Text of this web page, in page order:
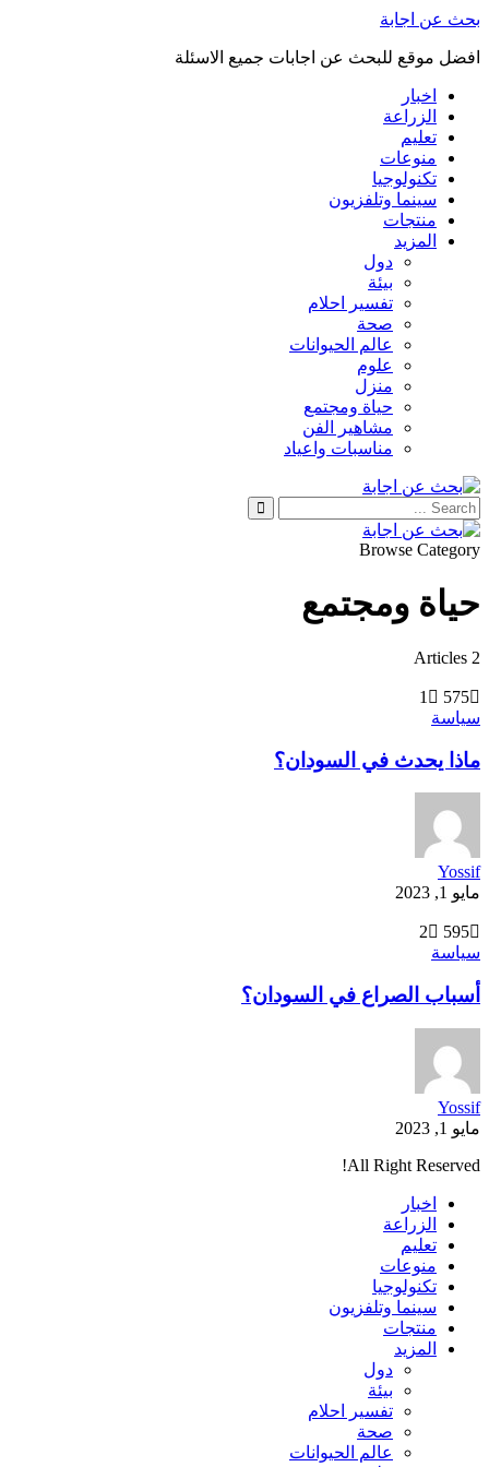
بحث عن اجابة
افضل موقع للبحث عن اجابات جميع الاسئلة
اخبار
الزراعة
تعليم
منوعات
تكنولوجيا
سينما وتلفزيون
منتجات
المزيد
دول
بيئة
تفسير احلام
صحة
عالم الحيوانات
علوم
منزل
حياة ومجتمع
مشاهير الفن
مناسبات واعياد
Browse Category
حياة ومجتمع
2 Articles
575
1
سياسة
ماذا يحدث في السودان؟
Yossif
مايو 1, 2023
595
2
سياسة
أسباب الصراع في السودان؟
Yossif
مايو 1, 2023
All Right Reserved!
اخبار
الزراعة
تعليم
منوعات
تكنولوجيا
سينما وتلفزيون
منتجات
المزيد
دول
بيئة
تفسير احلام
صحة
عالم الحيوانات